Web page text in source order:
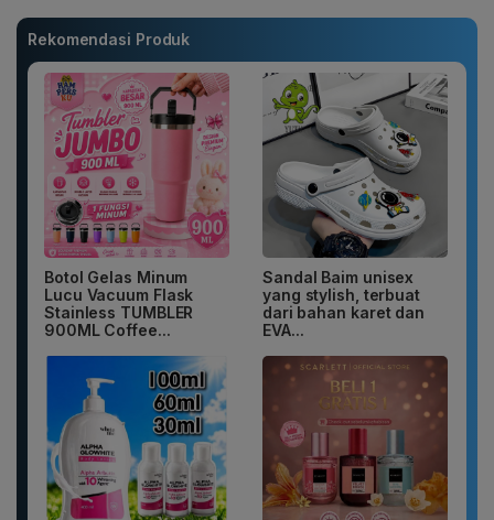
Rekomendasi Produk
Botol Gelas Minum
Lucu Vacuum Flask
Stainless TUMBLER
900ML Coffee...
Sandal Baim unisex
yang stylish, terbuat
dari bahan karet dan
EVA...